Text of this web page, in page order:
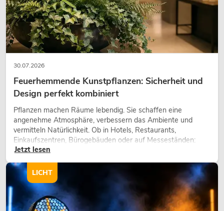
30.07.2026
Feuerhemmende Kunstpflanzen: Sicherheit und
Design perfekt kombiniert
Pflanzen machen Räume lebendig. Sie schaffen eine
angenehme Atmosphäre, verbessern das Ambiente und
vermitteln Natürlichkeit. Ob in Hotels, Restaurants,
Einkaufszentren, Bürogebäuden oder auf Messeständen:
eine hochwertige Begrünung gehört heute längst zum
Jetzt lesen
LICHT